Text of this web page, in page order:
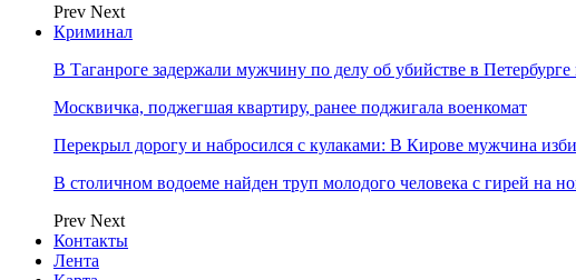
Prev Next
Криминал
В Таганроге задержали мужчину по делу об убийстве в Петербурге
Москвичка, поджегшая квартиру, ранее поджигала военкомат
Перекрыл дорогу и набросился с кулаками: В Кирове мужчина
В столичном водоеме найден труп молодого человека с гирей на
Prev Next
Контакты
Лента